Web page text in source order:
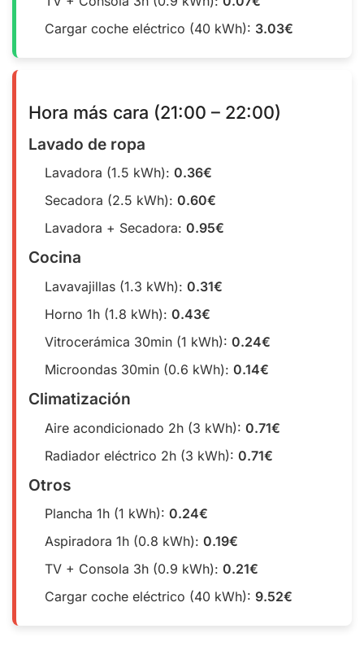
Cargar coche eléctrico (40 kWh): 3.03€
Hora más cara (21:00 – 22:00)
Lavado de ropa
Lavadora (1.5 kWh): 0.36€
Secadora (2.5 kWh): 0.60€
Lavadora + Secadora: 0.95€
Cocina
Lavavajillas (1.3 kWh): 0.31€
Horno 1h (1.8 kWh): 0.43€
Vitrocerámica 30min (1 kWh): 0.24€
Microondas 30min (0.6 kWh): 0.14€
Climatización
Aire acondicionado 2h (3 kWh): 0.71€
Radiador eléctrico 2h (3 kWh): 0.71€
Otros
Plancha 1h (1 kWh): 0.24€
Aspiradora 1h (0.8 kWh): 0.19€
TV + Consola 3h (0.9 kWh): 0.21€
Cargar coche eléctrico (40 kWh): 9.52€